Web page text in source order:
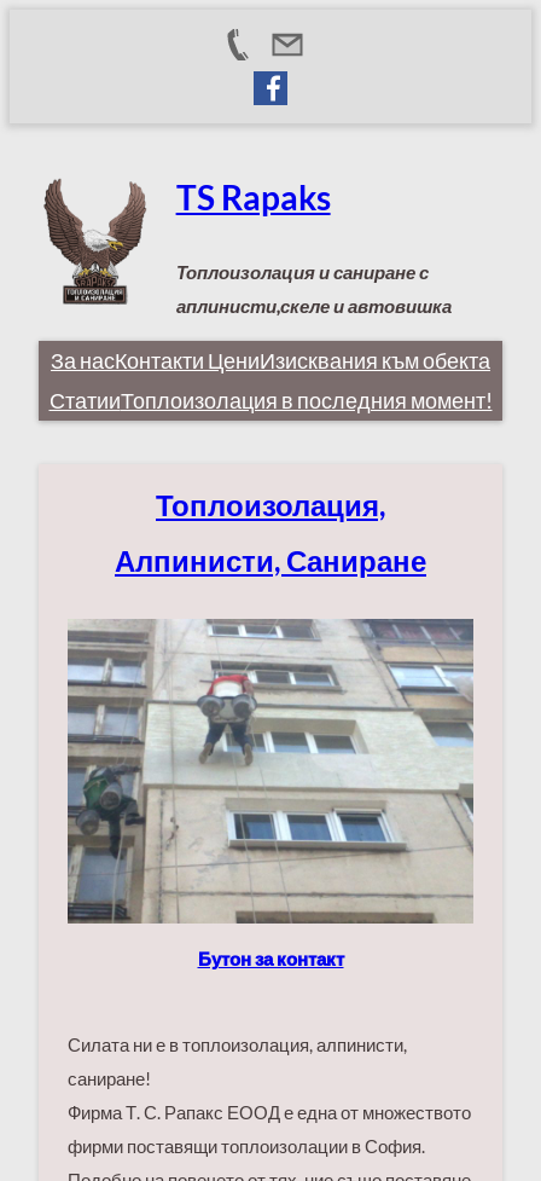
TS Rapaks
Топлоизолация и саниране с
аплинисти,скеле и автовишка
За насКонтакти ЦениИзисквания към обекта
СтатииТоплоизолация в последния момент!
Топлоизолация,
Алпинисти, Саниране
Бутон за контакт
Силата ни е в топлоизолация, алпинисти,
саниране!
Фирма Т. С. Рапакс ЕООД е една от множеството
фирми поставящи топлоизолации в София.